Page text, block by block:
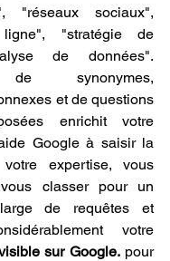
"réseaux sociaux",
"stratégie de
de données".
de synonymes,
et de questions
enrichit votre
Google à saisir la
expertise, vous
classer pour un
de requêtes et
votre
sur Google. pour